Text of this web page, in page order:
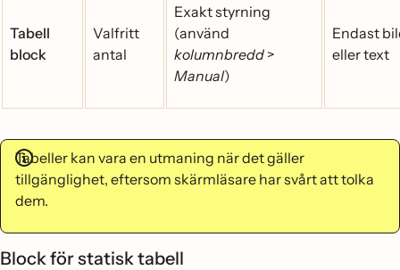
Tabell
block
Valfritt
antal
Exakt styrning
(använd
kolumnbredd >
Manual)
Endast
eller text
Tabeller kan vara en utmaning när det gäller
tillgänglighet, eftersom skärmläsare har svårt att tolka
dem.
Block för statisk tabell